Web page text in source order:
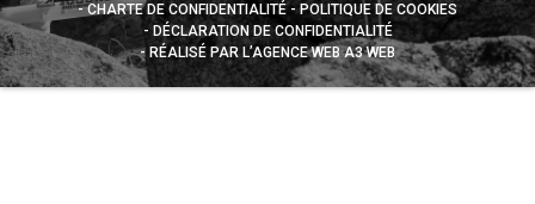
CHARTE DE CONFIDENTIALITÉ
POLITIQUE DE COOKIES
DÉCLARATION DE CONFIDENTIALITÉ
RÉALISÉ PAR L’AGENCE WEB A3 WEB